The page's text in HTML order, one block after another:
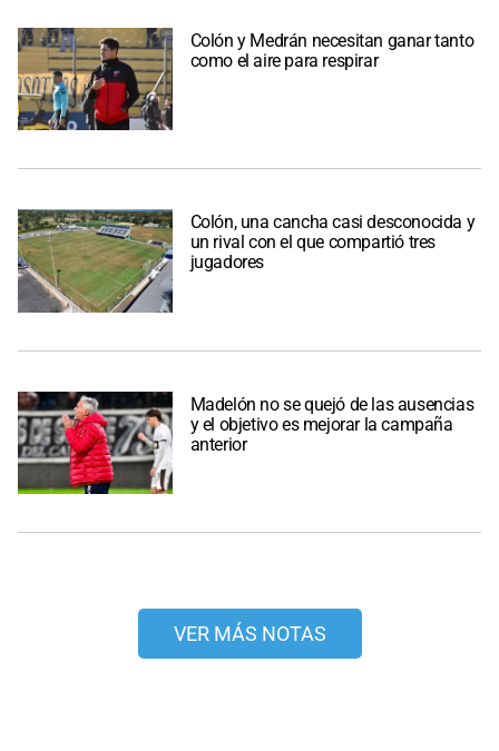
Colón y Medrán necesitan ganar tanto
como el aire para respirar
Colón, una cancha casi desconocida y
un rival con el que compartió tres
jugadores
Madelón no se quejó de las ausencias
y el objetivo es mejorar la campaña
anterior
VER MÁS NOTAS